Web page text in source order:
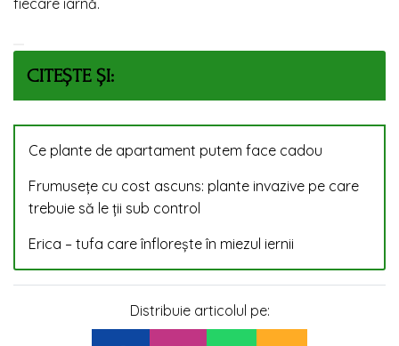
fiecare iarnă.
CITEȘTE ȘI:
Ce plante de apartament putem face cadou
Frumusețe cu cost ascuns: plante invazive pe care
trebuie să le ții sub control
Erica – tufa care înflorește în miezul iernii
Distribuie articolul pe: